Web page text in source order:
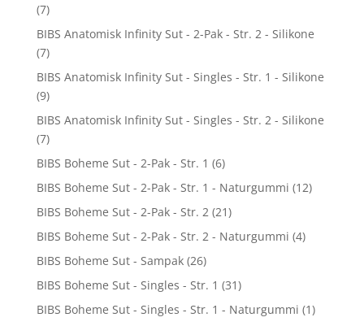
(7)
BIBS Anatomisk Infinity Sut - 2-Pak - Str. 2 - Silikone
(7)
BIBS Anatomisk Infinity Sut - Singles - Str. 1 - Silikone
(9)
BIBS Anatomisk Infinity Sut - Singles - Str. 2 - Silikone
(7)
BIBS Boheme Sut - 2-Pak - Str. 1 (6)
BIBS Boheme Sut - 2-Pak - Str. 1 - Naturgummi (12)
BIBS Boheme Sut - 2-Pak - Str. 2 (21)
BIBS Boheme Sut - 2-Pak - Str. 2 - Naturgummi (4)
BIBS Boheme Sut - Sampak (26)
BIBS Boheme Sut - Singles - Str. 1 (31)
BIBS Boheme Sut - Singles - Str. 1 - Naturgummi (1)